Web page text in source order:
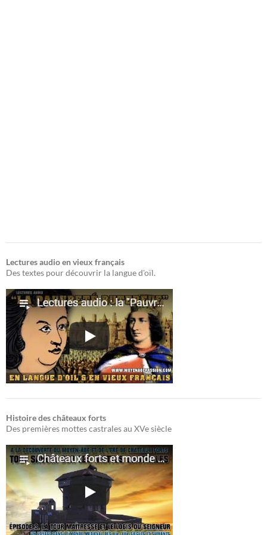
Lectures audio en vieux français
Des textes pour découvrir la langue d'oïl.
Histoire des châteaux forts
Des premières mottes castrales au XVe siècle